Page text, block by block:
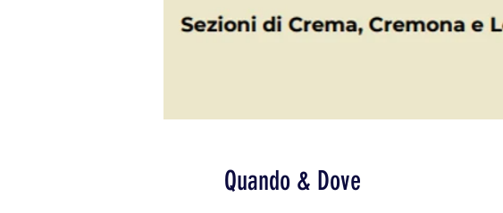
Quando & Dove